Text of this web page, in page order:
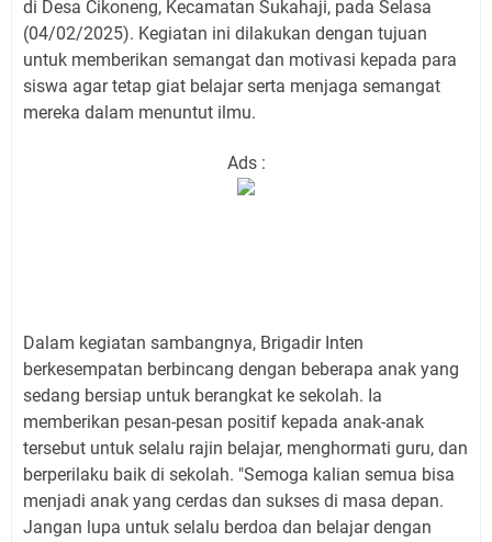
di Desa Cikoneng, Kecamatan Sukahaji, pada Selasa
(04/02/2025). Kegiatan ini dilakukan dengan tujuan
untuk memberikan semangat dan motivasi kepada para
siswa agar tetap giat belajar serta menjaga semangat
mereka dalam menuntut ilmu.
Ads :
Dalam kegiatan sambangnya, Brigadir Inten
berkesempatan berbincang dengan beberapa anak yang
sedang bersiap untuk berangkat ke sekolah. Ia
memberikan pesan-pesan positif kepada anak-anak
tersebut untuk selalu rajin belajar, menghormati guru, dan
berperilaku baik di sekolah. "Semoga kalian semua bisa
menjadi anak yang cerdas dan sukses di masa depan.
Jangan lupa untuk selalu berdoa dan belajar dengan